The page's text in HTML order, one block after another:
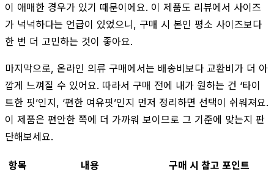
이 애매한 경우가 있기 때문이에요. 이 제품도 리뷰에서 사이즈
가 넉넉하다는 언급이 있었으니, 구매 시 본인 평소 사이즈보다
한 번 더 고민하는 것이 좋아요.
마지막으로, 온라인 의류 구매에서는 배송비보다 교환비가 더 아
깝게 느껴질 수 있어요. 따라서 구매 전에 내가 원하는 건 ‘타이
트한 핏’인지, ‘편한 여유핏’인지 먼저 정리하면 선택이 쉬워져요.
이 제품은 편안한 쪽에 더 가까워 보이므로 그 기준에 맞는지 판
단해보세요.
항목 내용 구매 시 참고 포인트